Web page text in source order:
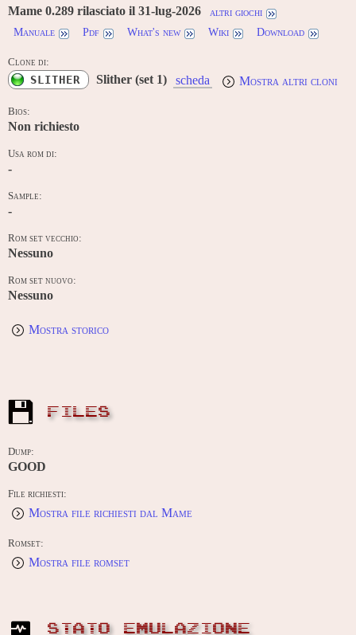
Mame 0.289 rilasciato il 31-lug-2026
altri giochi
Manuale
Pdf What's new Wiki Download
Clone di:
SLITHER Slither (set 1) scheda Mostra altri cloni
Bios:
Non richiesto
Usa rom di:
-
Sample:
-
Rom set vecchio:
Nessuno
Rom set nuovo:
Nessuno
Mostra storico
FILES
Dump:
GOOD
File richiesti:
Mostra file richiesti dal Mame
Romset:
Mostra file romset
STATO EMULAZIONE